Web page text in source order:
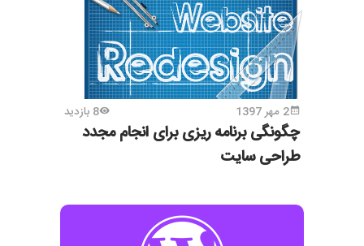
2 مهر 1397 8 بازدید
چگونگی برنامه ریزی برای انجام مجدد
طراحی سایت